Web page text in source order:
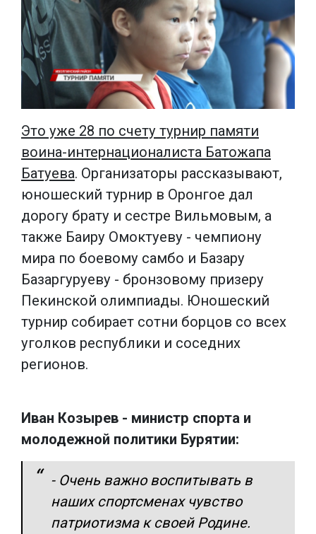
Это уже 28 по счету турнир памяти
воина-интернационалиста Батожапа
Батуева. Организаторы рассказывают,
юношеский турнир в Оронгое дал
дорогу брату и сестре Вильмовым, а
также Баиру Омоктуеву - чемпиону
мира по боевому самбо и Базару
Базаргуруеву - бронзовому призеру
Пекинской олимпиады. Юношеский
турнир собирает сотни борцов со всех
уголков республики и соседних
регионов.
Иван Козырев - министр спорта и
молодежной политики Бурятии:
- Очень важно воспитывать в
наших спортсменах чувство
патриотизма к своей Родине.